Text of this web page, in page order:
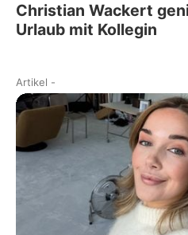
Christian Wackert
Urlaub mit Kollegin
Artikel -